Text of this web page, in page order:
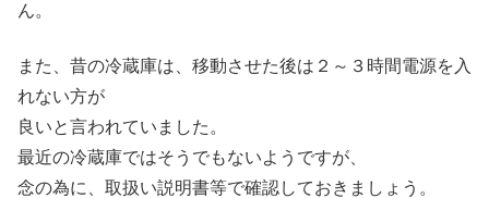
ん。
また、昔の冷蔵庫は、移動させた後は２～３時間電源を入
れない方が
良いと言われていました。
最近の冷蔵庫ではそうでもないようですが、
念の為に、取扱い説明書等で確認しておきましょう。